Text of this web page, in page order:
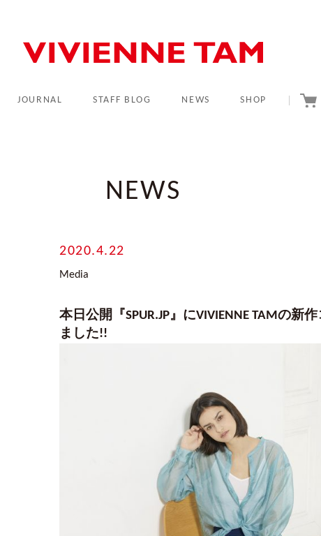
JOURNAL STAFF BLOG NEWS SHOP
NEWS
2020.4.22
Media
本日公開『SPUR.JP』にVIVIENNE TAMの新
ました!!